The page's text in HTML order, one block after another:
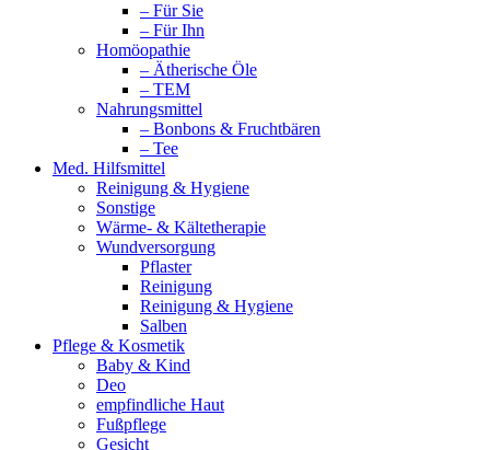
– Für Sie
– Für Ihn
Homöopathie
– Ätherische Öle
– TEM
Nahrungsmittel
– Bonbons & Fruchtbären
– Tee
Med. Hilfsmittel
Reinigung & Hygiene
Sonstige
Wärme- & Kältetherapie
Wundversorgung
Pflaster
Reinigung
Reinigung & Hygiene
Salben
Pflege & Kosmetik
Baby & Kind
Deo
empfindliche Haut
Fußpflege
Gesicht